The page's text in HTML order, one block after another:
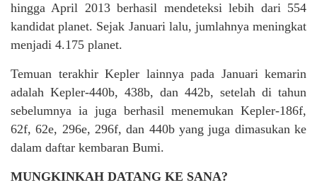
hingga April 2013 berhasil mendeteksi lebih dari 554
kandidat planet. Sejak Januari lalu, jumlahnya meningkat
menjadi 4.175 planet.
Temuan terakhir Kepler lainnya pada Januari kemarin
adalah Kepler-440b, 438b, dan 442b, setelah di tahun
sebelumnya ia juga berhasil menemukan Kepler-186f,
62f, 62e, 296e, 296f, dan 440b yang juga dimasukan ke
dalam daftar kembaran Bumi.
MUNGKINKAH DATANG KE SANA?